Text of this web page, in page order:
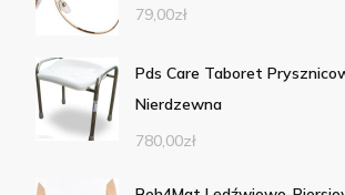
79,00zł
Pds Care Taboret
Nierdzewna
780,00zł